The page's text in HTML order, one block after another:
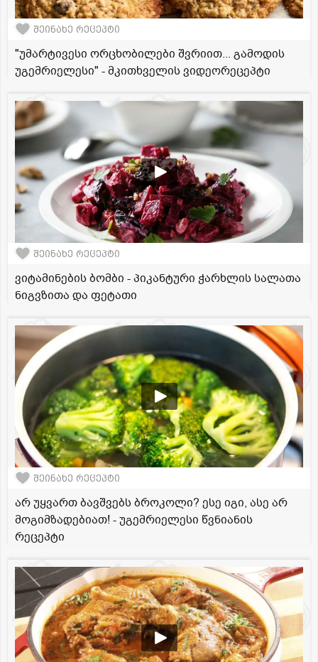
შეინახე რეცეპტი
"უმარტივესი ორცხობილები შვრიით... გამოდის
უგემრიელესი" - მკითხველის ვიდეორეცეპტი
შეინახე რეცეპტი
ვიტამინების ბომბი - პიკანტური ჭარხლის სალათა
ნიგვზითა და ფეტათი
შეინახე რეცეპტი
არ უყვართ ბავშვებს ბროკოლი? ესე იგი, ასე არ
მოგიმზადებიათ! - უგემრიელესი წვნიანის
რეცეპტი